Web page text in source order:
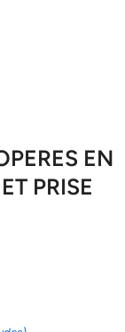
EN
PRISE